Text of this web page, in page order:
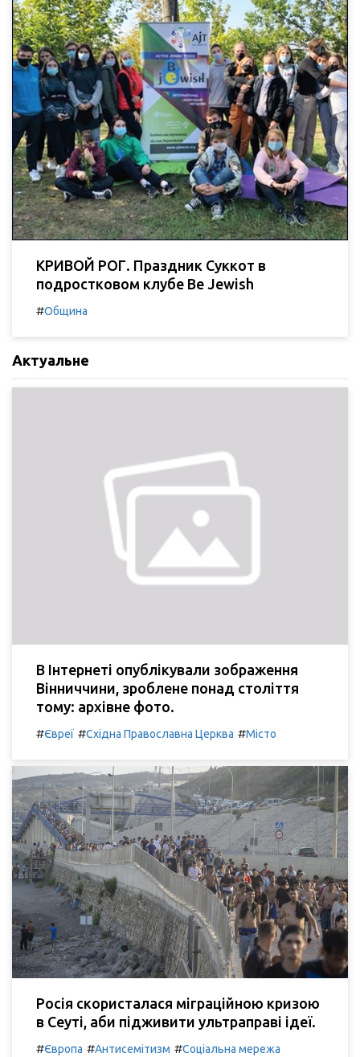
КРИВОЙ РОГ. Праздник Суккот в
подростковом клубе Be Jewish
#Община
Актуальне
В Інтернеті опублікували зображення
Вінниччини, зроблене понад століття
тому: архівне фото.
#Євреї #Східна Православна Церква #Місто
Росія скористалася міграційною кризою
в Сеуті, аби підживити ультраправі ідеї.
#Європа #Антисемітизм #Соціальна мережа